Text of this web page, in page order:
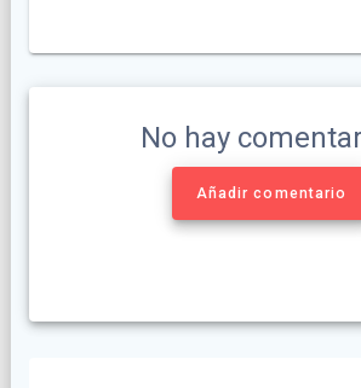
No hay
Añadir comentario